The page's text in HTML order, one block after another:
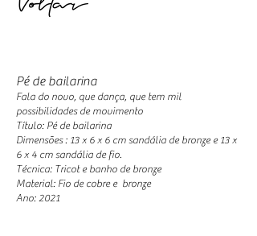
Pé de bailarina
Fala do novo, que dança, que tem mil
possibilidades de movimento
Título: Pé de bailarina
Dimensões : 13 x 6 x 6 cm sandália de bronze e 13 x
6 x 4 cm sandália de fio.
Técnica: Tricot e banho de bronze
Material: Fio de cobre e bronze
Ano: 2021